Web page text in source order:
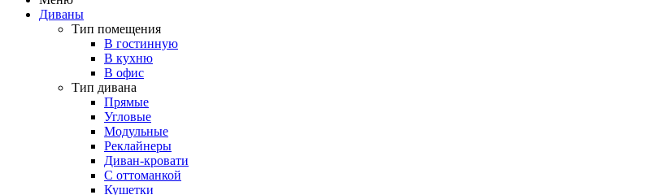
Диваны
Тип помещения
В гостинную
В кухню
В офис
Тип дивана
Прямые
Угловые
Модульные
Реклайнеры
Диван-кровати
С оттоманкой
Кушетки